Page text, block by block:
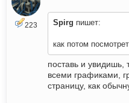
223 Spirg пишет:
как потом
поставь и увидишь,
всеми графиками,
страницу, как